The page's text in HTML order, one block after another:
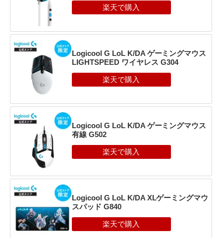
Logicool G LoL K/DA ゲーミングマウス
LIGHTSPEED ワイヤレス G304
Logicool G LoL K/DA ゲーミングマウス
有線 G502
Logicool G LoL K/DA XLゲーミングマウ
スパッド G840